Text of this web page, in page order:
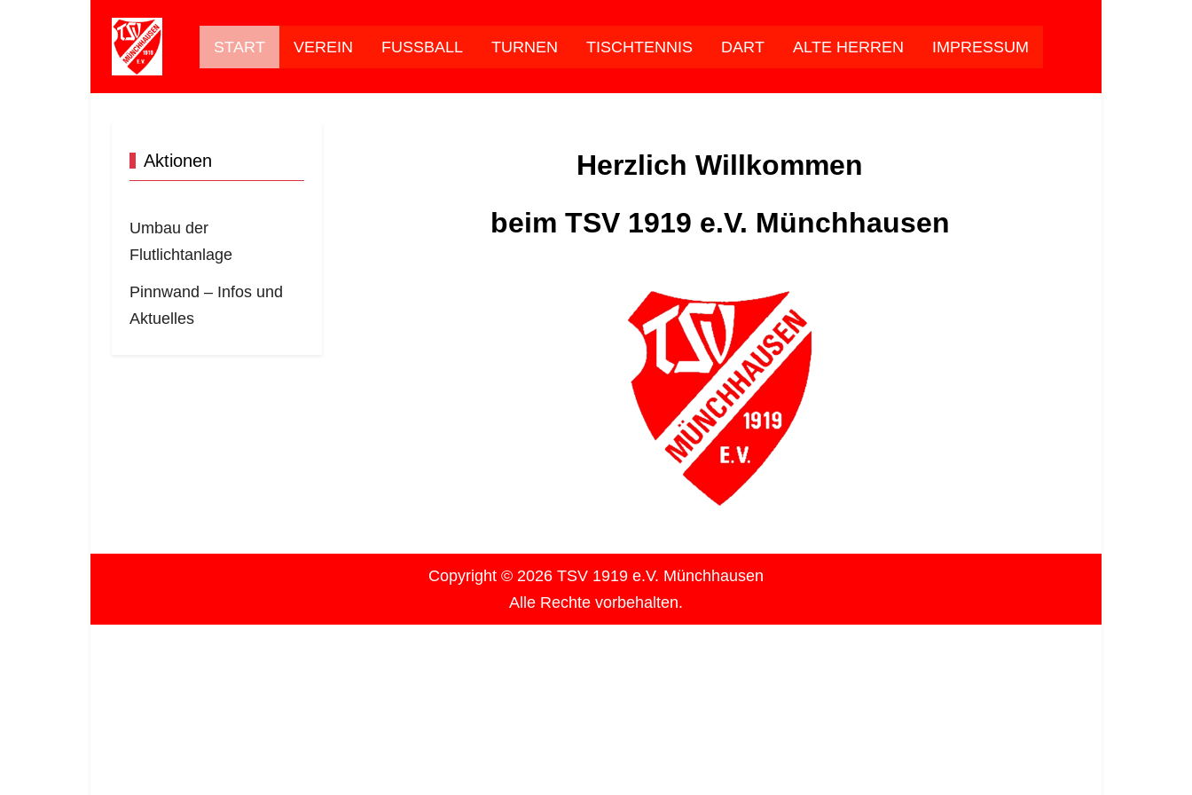
START VEREIN FUSSBALL TURNEN TISCHTENNIS DART ALTE HERREN IMPRESSUM
Aktionen
Umbau der
Flutlichtanlage
Pinnwand – Infos und
Aktuelles
Herzlich Willkommen
beim TSV 1919 e.V. Münchhausen
Copyright © 2026 TSV 1919 e.V. Münchhausen
Alle Rechte vorbehalten.